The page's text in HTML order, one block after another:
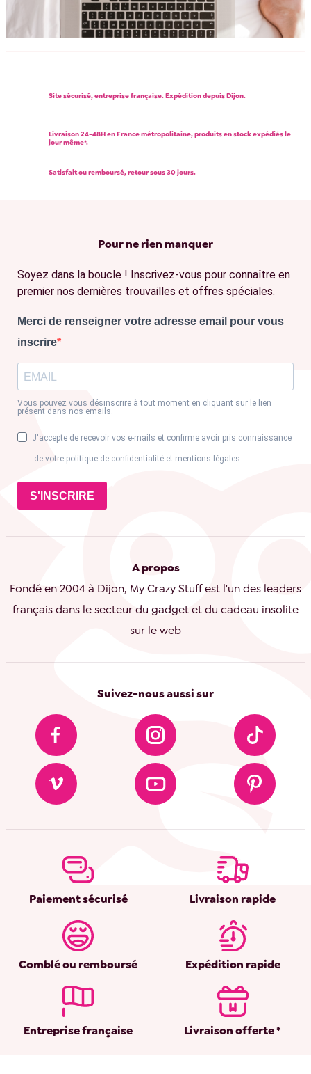
Site sécurisé, entreprise française. Expédition depuis Dijon.
Livraison 24-48H en France métropolitaine, produits en stock expédiés le
jour même*.
Satisfait ou remboursé, retour sous 30 jours.
Pour ne rien manquer
Soyez dans la boucle ! Inscrivez-vous pour connaître en
premier nos dernières trouvailles et offres spéciales.
Merci de renseigner votre adresse email pour vous
inscrire
Vous pouvez vous désinscrire à tout moment en cliquant sur le lien
présent dans nos emails.
J'accepte de recevoir vos e-mails et confirme avoir pris connaissance
de votre politique de confidentialité et mentions légales.
S'INSCRIRE
A propos
Fondé en 2004 à Dijon, My Crazy Stuff est l'un des leaders
français dans le secteur du gadget et du cadeau insolite
sur le web
Suivez-nous aussi sur
Paiement sécurisé Livraison rapide
Comblé ou remboursé Expédition rapide
Entreprise française Livraison offerte *